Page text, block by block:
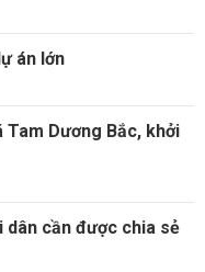
án lớn
Dương Bắc, khởi
cần được chia sẻ